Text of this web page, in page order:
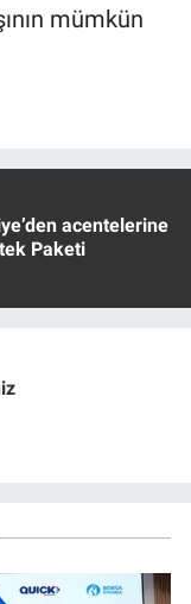
mümkün
acentelerine
Paketi